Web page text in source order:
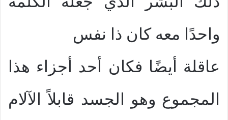
واحدًا معه كان ذا نفس
عاقلة أيضًا فكان أحد أجزاء هذا
المجموع وهو الجسد قابلاً الآلام